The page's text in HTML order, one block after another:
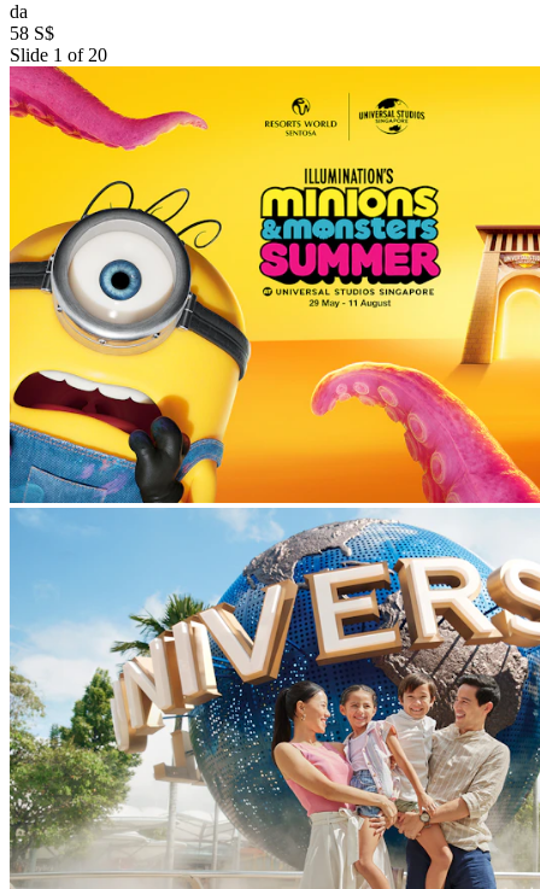
da
58 S$
Slide 1 of 20